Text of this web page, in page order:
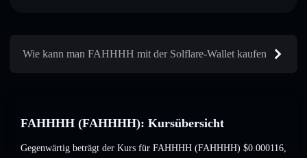
Wie kann man FAHHHH mit der Solflare-Wallet kaufen
FAHHHH (FAHHHH): Kursübersicht
Gegenwärtig beträgt der Kurs für FAHHHH (FAHHHH) $0.000116,